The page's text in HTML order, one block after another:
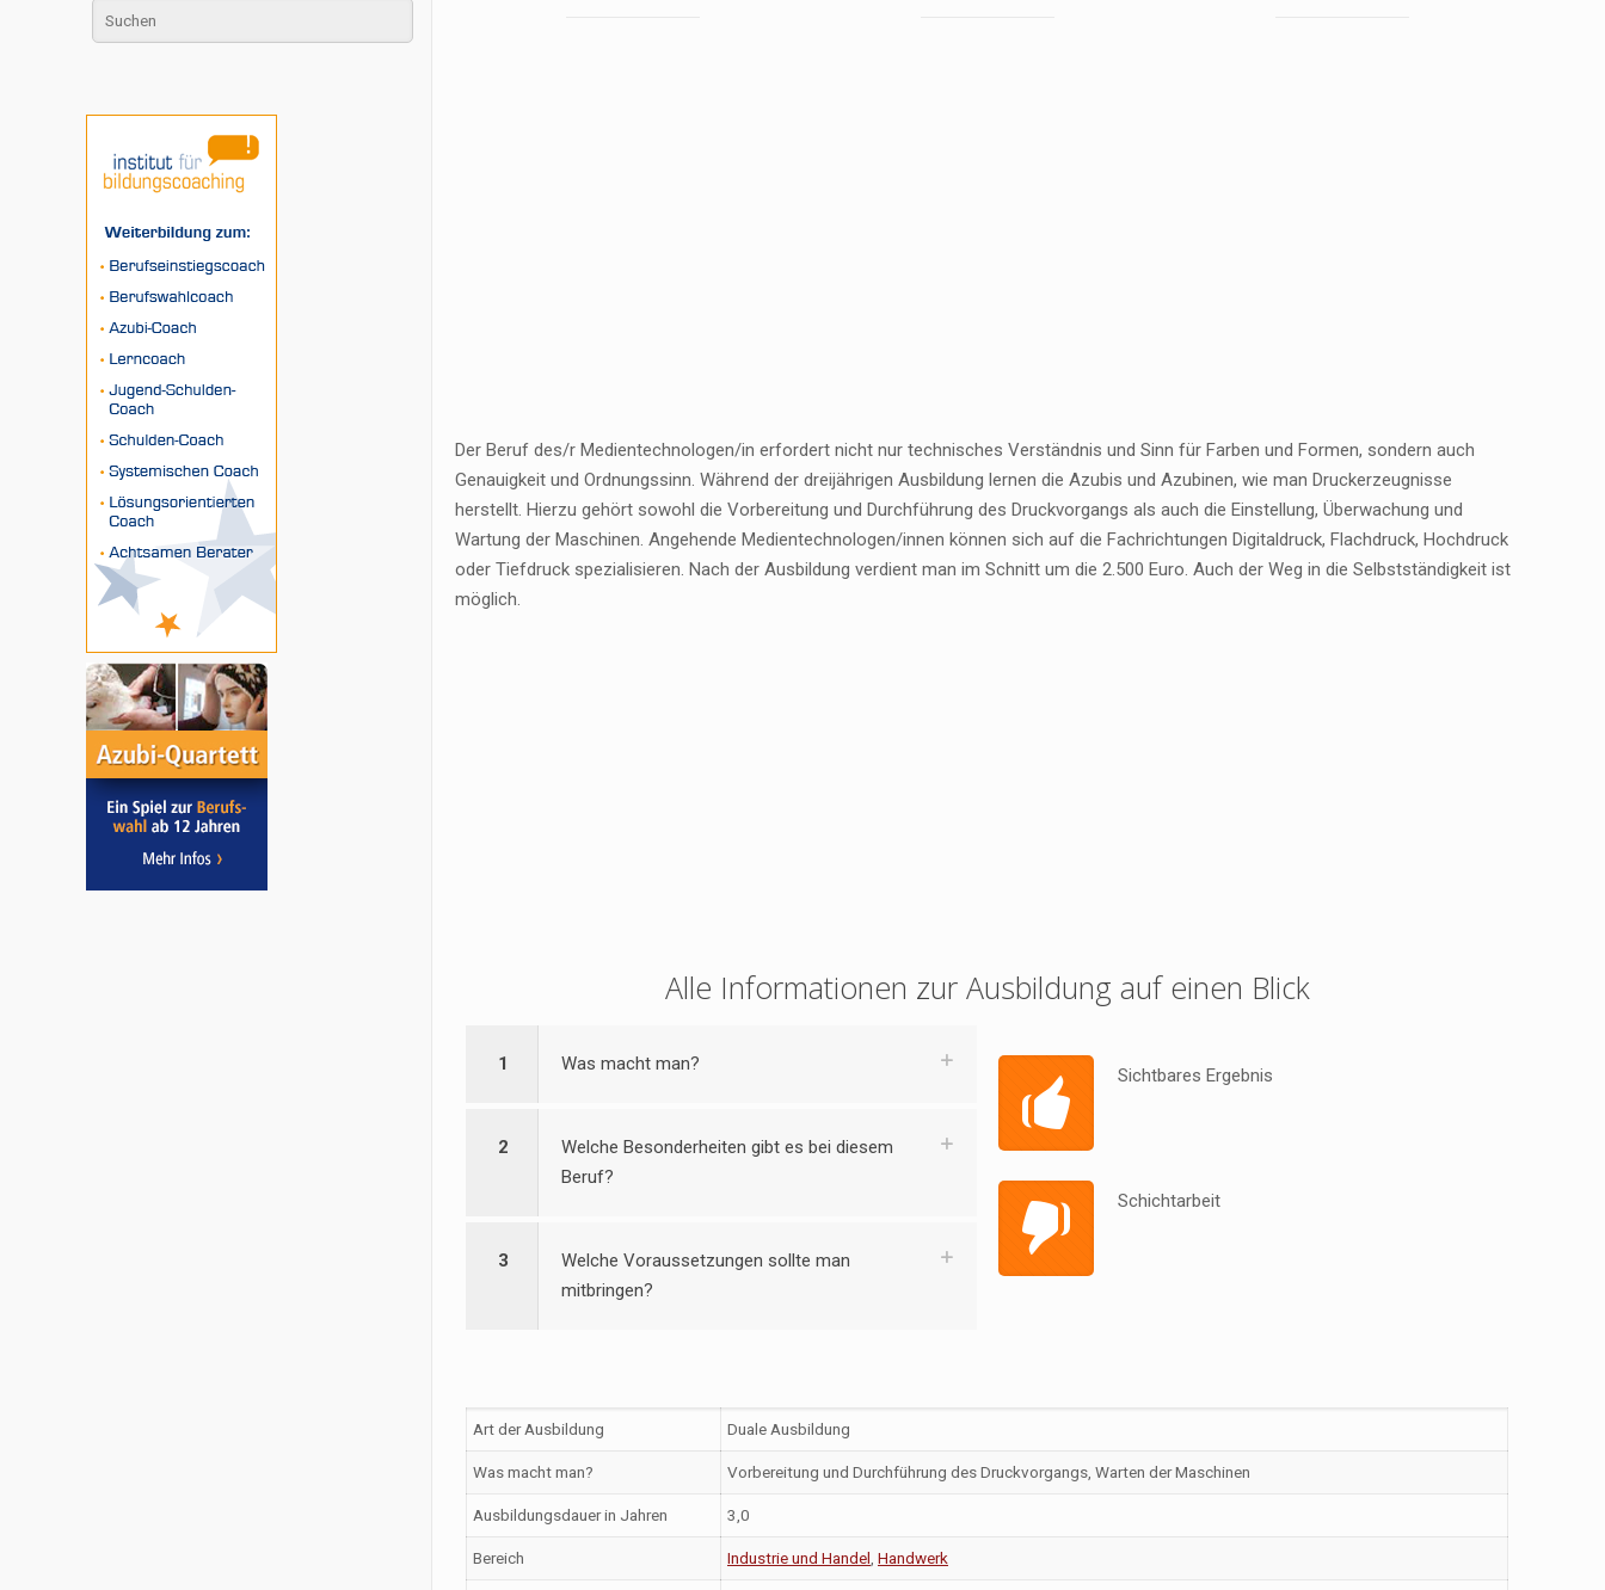
Der Beruf des/r Medientechnologen/in erfordert nicht nur technisches Verständnis und Sinn für Farben und Formen, sondern auch
Genauigkeit und Ordnungssinn. Während der dreijährigen Ausbildung lernen die Azubis und Azubinen, wie man Druckerzeugnisse
herstellt. Hierzu gehört sowohl die Vorbereitung und Durchführung des Druckvorgangs als auch die Einstellung, Überwachung und
Wartung der Maschinen. Angehende Medientechnologen/innen können sich auf die Fachrichtungen Digitaldruck, Flachdruck, Hochdruck
oder Tiefdruck spezialisieren. Nach der Ausbildung verdient man im Schnitt um die 2.500 Euro. Auch der Weg in die Selbstständigkeit ist
möglich.
Alle Informationen zur Ausbildung auf einen Blick
1 Was macht man?
2
Welche Besonderheiten gibt es bei diesem
Beruf?
3
Welche Voraussetzungen sollte man
mitbringen?
Sichtbares Ergebnis
Schichtarbeit
Art der Ausbildung Duale Ausbildung
Was macht man? Vorbereitung und Durchführung des Druckvorgangs, Warten der Maschinen
Ausbildungsdauer in Jahren 3,0
Bereich Industrie und Handel Handwerk